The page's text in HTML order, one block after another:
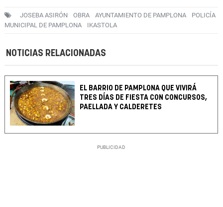
JOSEBA ASIRÓN OBRA AYUNTAMIENTO DE PAMPLONA
POLICÍA
MUNICIPAL DE PAMPLONA
IKASTOLA
NOTICIAS RELACIONADAS
EL BARRIO DE PAMPLONA QUE VIVIRÁ
TRES DÍAS DE FIESTA CON CONCURSOS,
PAELLADA Y CALDERETES